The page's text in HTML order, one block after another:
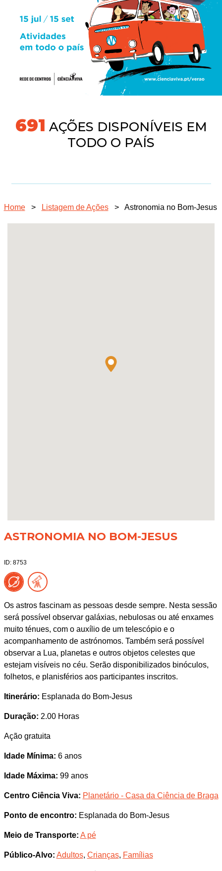
718 AÇÕES DISPONÍVEIS EM
TODO O PAÍS
Home > Listagem de Ações > Astronomia no Bom-Jesus
ASTRONOMIA NO BOM-JESUS
ID: 8753
Os astros fascinam as pessoas desde sempre. Nesta sessão
será possível observar galáxias, nebulosas ou até enxames
muito ténues, com o auxílio de um telescópio e o
acompanhamento de astrónomos. Também será possível
observar a Lua, planetas e outros objetos celestes que
estejam visíveis no céu. Serão disponibilizados binóculos,
folhetos, e planisférios aos participantes inscritos.
Itinerário: Esplanada do Bom-Jesus
Duração: 2.00 Horas
Ação gratuita
Idade Mínima: 6 anos
Idade Máxima: 99 anos
Centro Ciência Viva: Planetário - Casa da Ciência de Braga
Ponto de encontro: Esplanada do Bom-Jesus
Meio de Transporte: A pé
Público-Alvo: Adultos, Crianças, Famílias